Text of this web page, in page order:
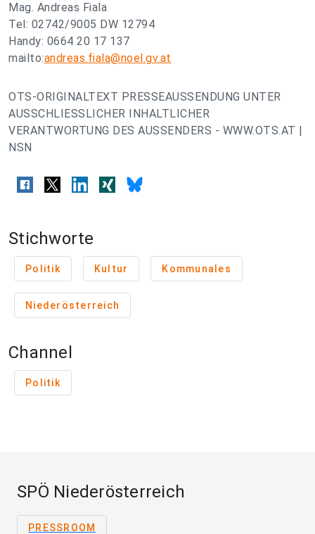
Mag. Andreas Fiala
Tel: 02742/9005 DW 12794
Handy: 0664 20 17 137
mailto:andreas.fiala@noel.gv.at
OTS-ORIGINALTEXT PRESSEAUSSENDUNG UNTER
AUSSCHLIESSLICHER INHALTLICHER
VERANTWORTUNG DES AUSSENDERS - WWW.OTS.AT |
NSN
Stichworte
Politik Kultur Kommunales
Niederösterreich
Channel
Politik
SPÖ Niederösterreich
PRESSROOM